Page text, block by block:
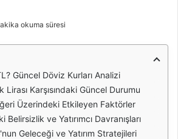
okuma süresi
Güncel Döviz Kurları Analizi
Lirası Karşısındaki Güncel Durumu
Üzerindeki Etkileyen Faktörler
Belirsizlik ve Yatırımcı Davranışları
Geleceği ve Yatırım Stratejileri